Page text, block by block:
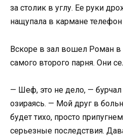
за столик в углу. Ее руки
нащупала в кармане
Вскоре в зал вошел Роман
самого второго парня. Они
— Шеф, это не дело, —
озираясь. — Мой друг в
будет тихо, просто
серьезные последствия.